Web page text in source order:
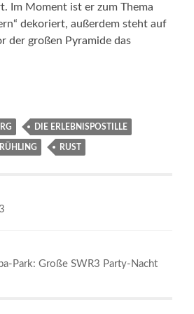
Im Moment ist er zum Thema
dekoriert, außerdem steht auf
der großen Pyramide das
DIE ERLEBNISPOSTILLE
RUST
Park: Große SWR3 Party-Nacht